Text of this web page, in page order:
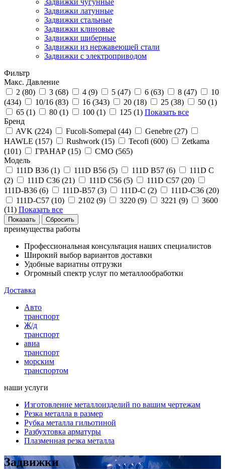
Задвижки чугунные
Задвижки латунные
Задвижки стальные
Задвижки клиновые
Задвижки шиберные
Задвижки из нержавеющей стали
Задвижки с электроприводом
Фильтр
Макс. Давление
2 (80) 3 (68) 4 (9) 5 (47) 6 (63) 8 (47)
10
(434) 10/16 (83) 16 (343) 20 (18) 25 (38) 50 (1)
65 (1) 80 (1) 100 (1) 125 (1) Показать все
Бренд
AVK (224) Fucoli-Somepal (44) Genebre (27)
HAWLE (157) Rushwork (15) Tecofi (600)
Zetkama
(101) ГРАНАР (15) СМО (565)
Модель
111D B36 (1) 111D B56 (5) 111D B57 (6)
111D C
(2) 111D C36 (21) 111D C56 (5) 111D C57 (20)
111D-B36 (6) 111D-B57 (3) 111D-C (2) 111D-C36 (20)
111D-C57 (10) 2102 (9) 3220 (9) 3221 (9)
3600
(11) Показать все
преимущества работы
Профессиональная консультация наших специалистов
Широкий выбор вариантов доставки
Удобные вариатны отгрузки
Огромный спектр услуг по металлообработки
Доставка
Авто
транспорт
Ж/д
транспорт
авиа
транспорт
морским
транспортом
наши услуги
Изготовление металлоизделий по вашим чертежам
Резка металла в размер
Рубка металла гильотиной
Разбухтовка арматуры
Плазменная резка металла
Задвижки